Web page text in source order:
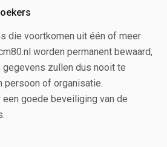
die voortkomen uit één of meer
worden permanent bewaard,
gegevens zullen dus nooit te
persoon of organisatie.
goede beveiliging van de